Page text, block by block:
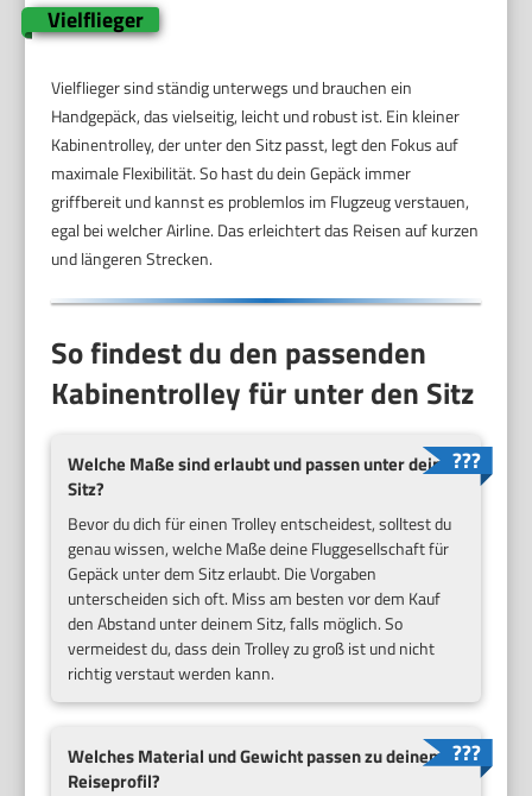
Vielflieger
Vielflieger sind ständig unterwegs und brauchen ein
Handgepäck, das vielseitig, leicht und robust ist. Ein kleiner
Kabinentrolley, der unter den Sitz passt, legt den Fokus auf
maximale Flexibilität. So hast du dein Gepäck immer
griffbereit und kannst es problemlos im Flugzeug verstauen,
egal bei welcher Airline. Das erleichtert das Reisen auf kurzen
und längeren Strecken.
So findest du den passenden
Kabinentrolley für unter den Sitz
Welche Maße sind erlaubt und passen unter deinen
Sitz?
Bevor du dich für einen Trolley entscheidest, solltest du
genau wissen, welche Maße deine Fluggesellschaft für
Gepäck unter dem Sitz erlaubt. Die Vorgaben
unterscheiden sich oft. Miss am besten vor dem Kauf
den Abstand unter deinem Sitz, falls möglich. So
vermeidest du, dass dein Trolley zu groß ist und nicht
richtig verstaut werden kann.
Welches Material und Gewicht passen zu deinem
Reiseprofil?